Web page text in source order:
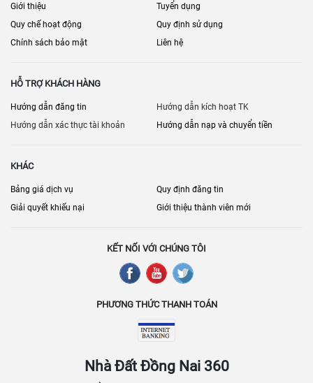
Giới thiệu
Tuyển dụng
Quy chế hoạt động
Quy định sử dụng
Chính sách bảo mật
Liên hệ
HỖ TRỢ KHÁCH HÀNG
Hướng dẫn đăng tin
Hướng dẫn kích hoạt TK
Hướng dẫn xác thực tài khoản
Hướng dẫn nạp và chuyển tiền
KHÁC
Bảng giá dịch vụ
Quy định đăng tin
Giải quyết khiếu nại
Giới thiệu thành viên mới
KẾT NỐI VỚI CHÚNG TÔI
PHƯƠNG THỨC THANH TOÁN
Nhà Đất Đồng Nai 360